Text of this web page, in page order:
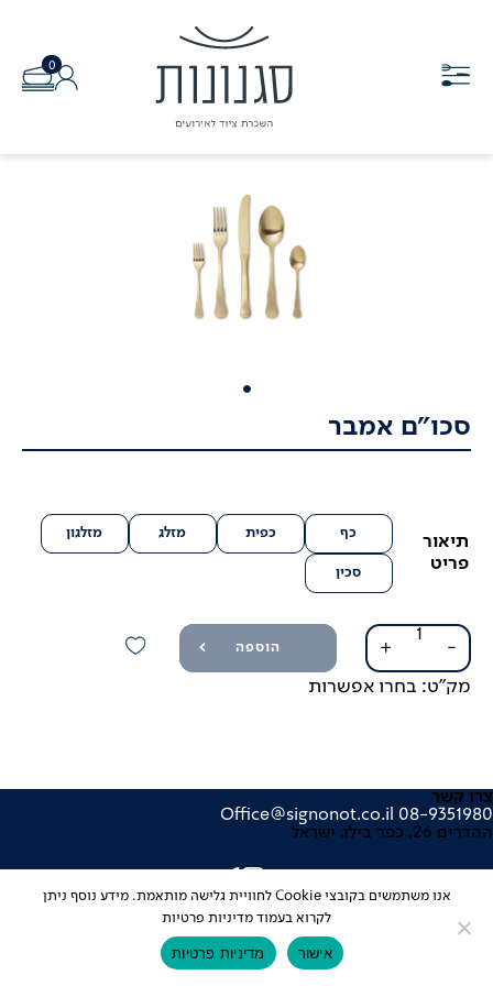
0
סכו"ם אמבר
תיאור
פריט
כף כפית מזלג מזלגון
סכין
-
כמות
סכו"ם
אמבר
+ הוספה
מק"ט: בחרו אפשרות
צרו קשר
08-9351980
Office@signonot.co.il
ההדרים 26, כפר בילו, ישראל
עיצוב אתר: סטודיו מוזי
אנו משתמשים בקובצי Cookie לחוויית גלישה מותאמת. מידע נוסף ניתן
לקרוא בעמוד מדיניות פרטיות
אישור מדיניות פרטיות